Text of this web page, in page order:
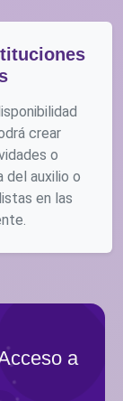
crear
o
del auxilio o
en las
a